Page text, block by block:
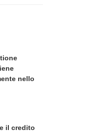
nello
il credito